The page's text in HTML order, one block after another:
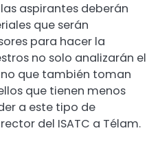
aspirantes deberán
que serán
para hacer la
no solo analizarán el
que también toman
que tienen menos
a este tipo de
del ISATC a Télam.